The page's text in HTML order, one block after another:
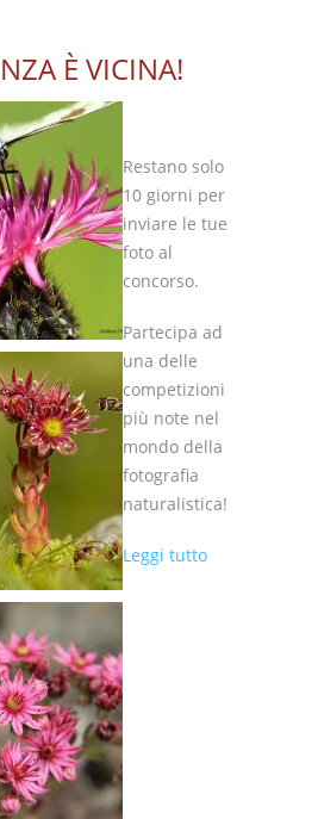
È VICINA!
Restano solo
10 giorni per
inviare le tue
foto al
concorso.
Partecipa ad
una delle
competizioni
più note nel
mondo della
fotografia
naturalistica!
Leggi tutto